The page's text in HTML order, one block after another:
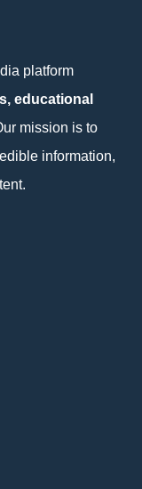
platform
educational
mission is to
information,